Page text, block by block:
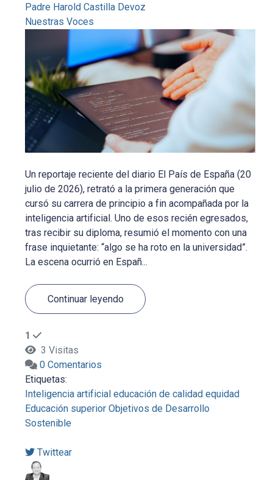
Padre Harold Castilla Devoz
Nuestras Voces
Un reportaje reciente del diario El País de España (20
julio de 2026), retrató a la primera generación que
cursó su carrera de principio a fin acompañada por la
inteligencia artificial. Uno de esos recién egresados,
tras recibir su diploma, resumió el momento con una
frase inquietante: “algo se ha roto en la universidad”.
La escena ocurrió en Españ...
Continuar leyendo
1
3 Visitas
0 Comentarios
Etiquetas:
Inteligencia artificial educación de calidad equidad
Educación superior Objetivos de Desarrollo
Sostenible
Twittear